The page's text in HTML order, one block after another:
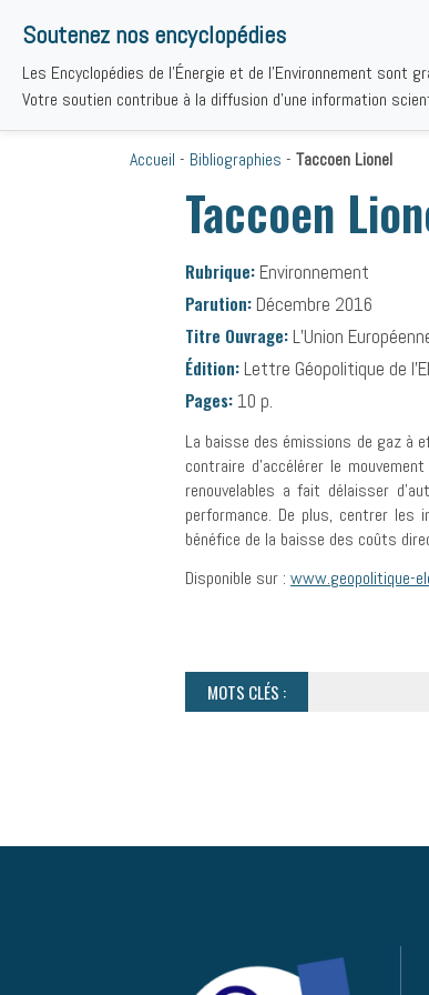
Accueil - Bibliographies - Taccoen Lionel
Taccoen
Rubrique: Environnement
Parution: Décembre 2016
Titre Ouvrage: L’Union
Édition: Lettre Géopolitique de
Pages: 10 p.
La baisse des émissions de gaz à
contraire d’accélérer le
renouvelables a fait délaisser
performance. De plus, centrer
bénéfice de la baisse des coûts
Disponible sur : www.geopolitique-
MOTS CLÉS :
Soutenez nos encyclopédies
Les Encyclopédies de l'Énergie et de l'Environnement sont
Votre soutien contribue à la diffusion d'une information